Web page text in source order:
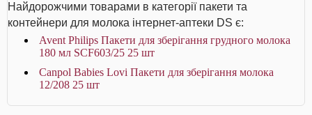
Найдорожчими товарами в категорії пакети та
контейнери для молока інтернет-аптеки DS є:
Avent Philips Пакети для зберігання грудного молока
180 мл SCF603/25 25 шт
Canpol Babies Lovi Пакети для зберігання молока
12/208 25 шт